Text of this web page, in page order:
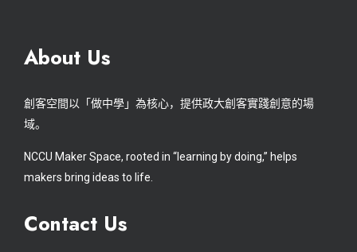
About Us
創客空間以「做中學」為核心，提供政大創客實踐創意的場
域。
NCCU Maker Space, rooted in “learning by doing,” helps
makers bring ideas to life.
Contact Us